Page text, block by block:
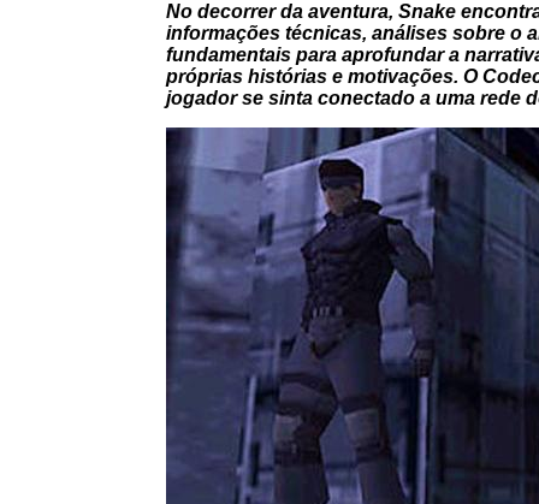
No decorrer da aventura, Snake
informações técnicas, análises sobre o
fundamentais para aprofundar a
próprias histórias e motivações. O
jogador se sinta conectado a uma rede